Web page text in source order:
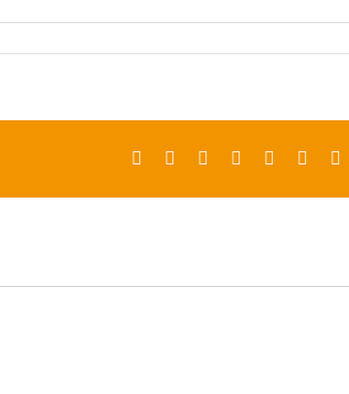
Facebook Reddit LinkedIn
Tumblr